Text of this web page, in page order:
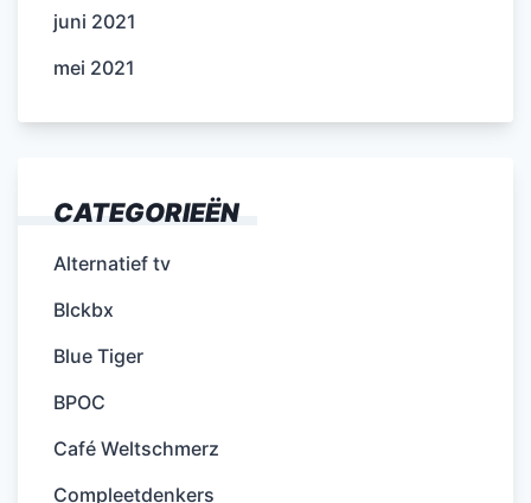
juni 2021
mei 2021
CATEGORIEËN
Alternatief tv
Blckbx
Blue Tiger
BPOC
Café Weltschmerz
Compleetdenkers